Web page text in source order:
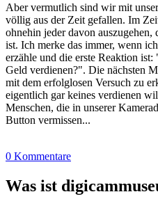
Aber vermutlich sind wir mit
völlig aus der Zeit gefallen. Im
ohnehin jeder davon
ist. Ich merke das immer, wenn
erzähle und die erste Reaktion
Geld verdienen?". Die nächsten
mit dem erfolglosen Versuch zu
eigentlich gar keines verdienen
Menschen, die in unserer
Button vermissen...
0 Kommentare
Was ist